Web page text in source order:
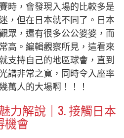
時，會發現入場的比較多是
，但在日本就不同了。日本
眾，還有很多公公婆婆，而
高。編輯觀察所見，這看來
支持自己的地區球會，直到
譜非常之寬，同時令入座率
萬人的大場啊！！！
力解說｜3. 接觸日本
機會